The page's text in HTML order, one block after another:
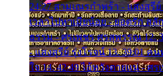
24:27 สามเณรกำพร้า - แสงสุรีย์
เวลาไปหาเมียน้อย - ยอดรัก สลั
ธรรม - ศรเพชร ศรสุพรรณ 12.
- แสงสุรีย์ รุ่งโรจน์ 13. 39:01 ค
ใจ 14. 42:49 ไอ้หวังตายแน่ - ศ